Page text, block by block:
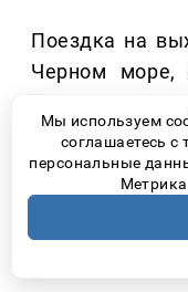
Поездка на
Черном море,
россиян
позволяет
поездов и
ходу поездки
Мы используем
соглашаетесь
персональные